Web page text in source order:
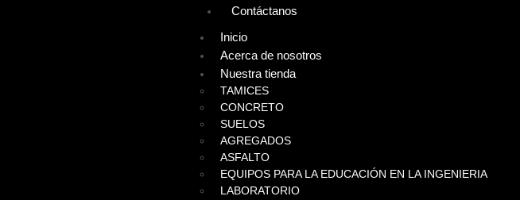
Contáctanos
Inicio
Acerca de nosotros
Nuestra tienda
TAMICES
CONCRETO
SUELOS
AGREGADOS
ASFALTO
EQUIPOS PARA LA EDUCACIÓN EN LA INGENIERIA
LABORATORIO